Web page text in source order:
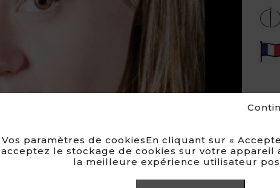
Vos paramètres de cookiesEn cliquant sur «
acceptez le stockage de cookies sur votre appareil
la meilleure expérience utilisateur
